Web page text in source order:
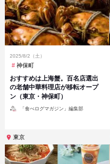
2025/8/2（土）
神保町
おすすめは上海蟹。百名店選出
の老舗中華料理店が移転オープ
ン（東京・神保町）
「食べログマガジン」編集部
東京